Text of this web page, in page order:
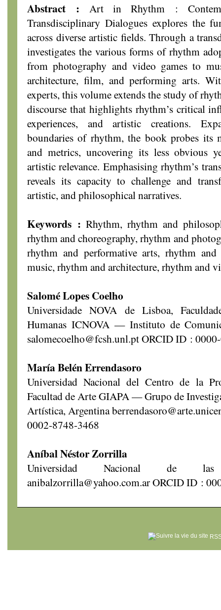
Abstract : Art in Rhythm :
Transdisciplinary Dialoguesexplores the
across diverse artistic fields. Through a
investigates the various forms of rhythm
from photography and video games to
architecture, film, and performing arts.
experts, this volume extends the study of
discourse that highlights rhythm’s critical
experiences, and artistic creations.
boundaries of rhythm, the book probes its
and metrics, uncovering its less obvious
artistic relevance. Emphasising rhythm’s
reveals its capacity to challenge and
artistic, and philosophical narratives.
Keywords : Rhythm, rhythm and
rhythm and choreography, rhythm and
rhythm and performative arts, rhythm and
music, rhythm and architecture, rhythm and
Salomé Lopes Coelho
Universidade NOVA de Lisboa,
Humanas ICNOVA — Instituto de
salomecoelho@fcsh.unl.pt ORCID ID :
María Belén Errendasoro
Universidad Nacional del Centro de la
Facultad de Arte GIAPA — Grupo de
Artística, Argentina
0002-8748-3468
Aníbal Néstor Zorrilla
Universidad Nacional de
anibalzorrilla@yahoo.com.ar ORCID ID :